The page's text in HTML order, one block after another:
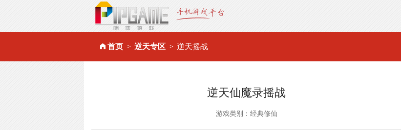
首页 逆天专区 逆天摇战
逆天仙魔录摇战
游戏类别：经典修仙